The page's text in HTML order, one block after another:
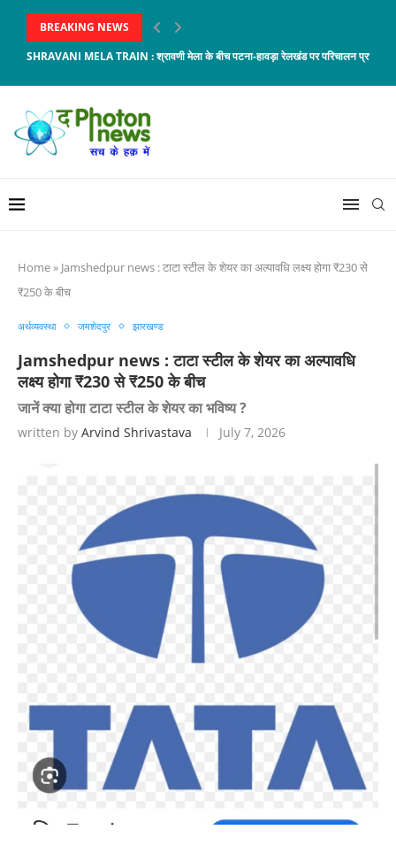
BREAKING NEWS
SHRAVANI MELA TRAIN : श्रावणी मेला के बीच पटना-हावड़ा रेलखंड पर परिचालन
Home» Jamshedpur news : टाटा स्टील के शेयर का अल्पावधि लक्ष्य होगा ₹230 से
₹250 के बीच
अर्थव्यवस्था जमशेदपुर झारखण्ड
Jamshedpur news : टाटा स्टील के शेयर का अल्पावधि
लक्ष्य होगा ₹230 से ₹250 के बीच
जानें क्या होगा टाटा स्टील के शेयर का भविष्य ?
written by Arvind Shrivastava July 7, 2026